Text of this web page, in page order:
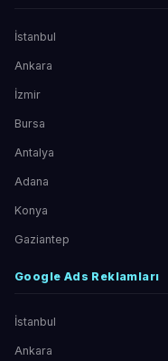
İstanbul
Ankara
İzmir
Bursa
Antalya
Adana
Konya
Gaziantep
Google Ads Reklamları
İstanbul
Ankara